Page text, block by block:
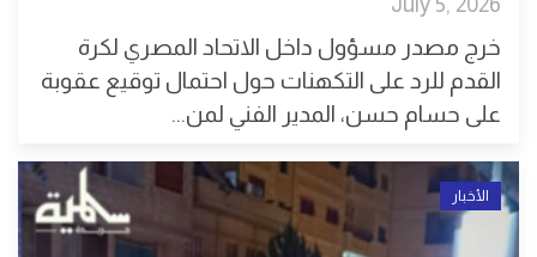
خرج مصدر مسؤول داخل الاتحاد المصري لكرة
القدم للرد على التكهنات حول احتمال توقيع عقوبة
على حسام حسن، المدير الفني لمن...
الأخبار